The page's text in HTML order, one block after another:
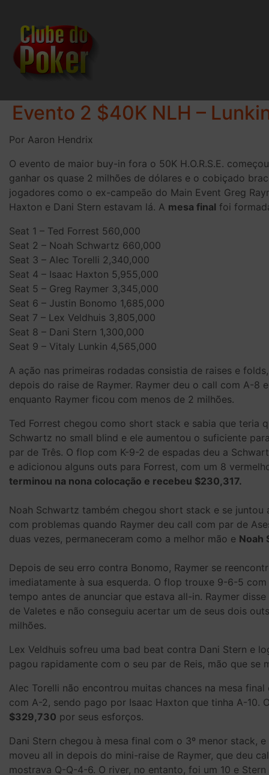
Evento 2 $40K NLH –
Por Aaron Hendrix
O evento de maior buy-in fora o 50K H.O.R.S.E.
ganhar os quase 2 milhões de dólares e o cobiçado
jogadores como o ex-campeão do Main Event Greg
Haxton e Dani Stern estavam lá. A mesa final foi
Seat 1 – Ted Forrest 560,000
Seat 2 – Noah Schwartz 660,000
Seat 3 – Alec Torelli 2,340,000
Seat 4 – Isaac Haxton 5,955,000
Seat 5 – Greg Raymer 3,345,000
Seat 6 – Justin Bonomo 1,685,000
Seat 7 – Lex Veldhuis 3,805,000
Seat 8 – Dani Stern 1,300,000
Seat 9 – Vitaly Lunkin 4,565,000
A ação nas primeiras rodadas consistia de raises e
depois do raise de Raymer. Raymer deu o call com A-
enquanto Raymer ficou com menos de 2 milhões.
Ted Forrest chegou como short stack e sabia que teria
Schwartz no small blind e ele aumentou o suficiente
par de Três. O flop com K-9-2 de espadas deu a
e adicionou alguns outs para Forrest, com um 8
terminou na nona colocação e recebeu $230,317.
Noah Schwartz também chegou short stack e se
com problemas quando Raymer deu call com par de
duas vezes, permaneceram como a melhor mão e Noah
Depois de seu erro contra Bonomo, Raymer se
imediatamente à sua esquerda. O flop trouxe 9-6-5
tempo antes de anunciar que estava all-in. Raymer
de Valetes e não conseguiu acertar um de seus dois
milhões.
Lex Veldhuis sofreu uma bad beat contra Dani Stern e
pagou rapidamente com o seu par de Reis, mão que se
Alec Torelli não encontrou muitas chances na mesa
com A-2, sendo pago por Isaac Haxton que tinha A-10.
$329,730 por seus esforços.
Dani Stern chegou à mesa final com o 3º menor stack,
moveu all in depois do mini-raise de Raymer, que deu
mostrava Q-Q-4-6. O river, no entanto, foi um 10 e